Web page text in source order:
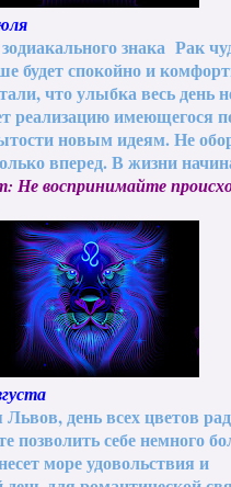
знака Рак
будет спокойно и
что улыбка весь день
реализацию имеющегося
новым идеям. Не
вперед. В жизни
Не воспринимайте
день всех цветов
позволить себе немного
море удовольствия и